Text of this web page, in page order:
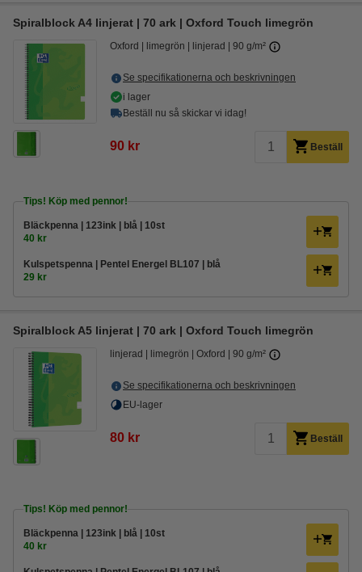
Spiralblock A4 linjerat | 70 ark | Oxford Touch limegrön
Oxford limegrön linjerad 90 g/m²
Se specifikationerna och beskrivningen
i lager
Beställ nu så skickar vi idag!
90 kr Beställ
Tips! Köp med pennor!
Bläckpenna | 123ink | blå | 10st
40 kr
Kulspetspenna | Pentel Energel BL107 | blå
29 kr
Spiralblock A5 linjerat | 70 ark | Oxford Touch limegrön
linjerad limegrön Oxford 90 g/m²
Se specifikationerna och beskrivningen
EU-lager
80 kr Beställ
Tips! Köp med pennor!
Bläckpenna | 123ink | blå | 10st
40 kr